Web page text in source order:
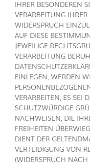
IHRER BESONDEREN
VERARBEITUNG
WIDERSPRUCH
AUF DIESE
JEWEILIGE
VERARBEITUNG
EINLEGEN, WERDEN
VERARBEITEN, ES SEI
SCHUTZWÜRDIGE
NACHWEISEN, DIE
FREIHEITEN
DIENT DER
VERTEIDIGUNG VON
(WIDERSPRUCH